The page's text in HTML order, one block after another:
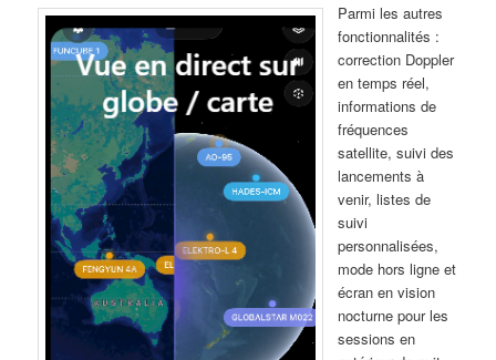
Parmi les autres
fonctionnalités :
correction Doppler
en temps réel,
informations de
fréquences
satellite, suivi des
lancements à
venir, listes de
suivi
personnalisées,
mode hors ligne et
écran en vision
nocturne pour les
sessions en